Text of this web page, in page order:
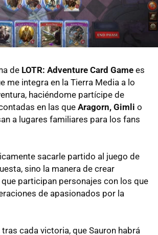
de LOTR: Adventure Card Game es
me integra en la Tierra Media a lo
haciéndome partícipe de
en las que Aragorn, Gimli o
a lugares familiares para los fans
sacarle partido al juego de
sino la manera de crear
que participan personajes con los que
de apasionados por la
cada victoria, que Sauron habrá